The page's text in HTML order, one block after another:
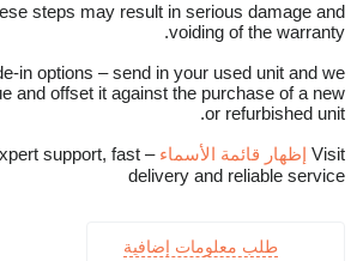
steps may result in serious damage and
voiding of the warranty.
in options – send in your used unit and we
and offset it against the purchase of a new
or refurbished unit.
Visit إظهار قائمة الأسماء
support, fast
delivery and reliable service
طلب معلومات إضافية